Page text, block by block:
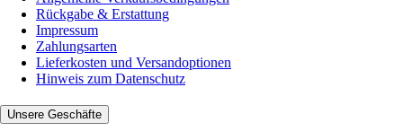
Rückgabe & Erstattung
Impressum
Zahlungsarten
Lieferkosten und Versandoptionen
Hinweis zum Datenschutz
Unsere Geschäfte